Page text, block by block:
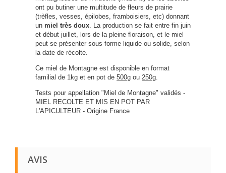
ont pu butiner une multitude de fleurs de prairie
(trèfles, vesses, épilobes, framboisiers, etc) donnant
un miel très doux. La production se fait entre fin juin
et début juillet, lors de la pleine floraison, et le miel
peut se présenter sous forme liquide ou solide, selon
la date de récolte.
Ce miel de Montagne est disponible en format
familial de 1kg et en pot de 500g ou 250g.
Tests pour appellation "Miel de Montagne" validés -
MIEL RECOLTE ET MIS EN POT PAR
L'APICULTEUR - Origine France
AVIS